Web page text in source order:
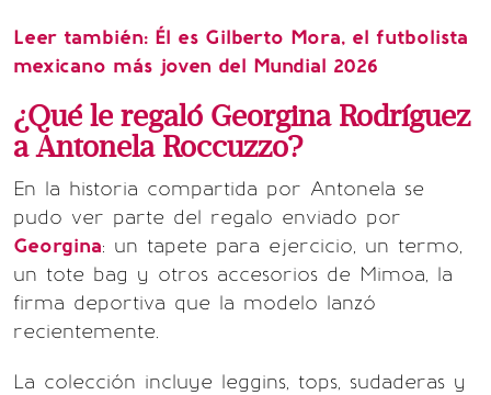
Leer también: Él es Gilberto Mora, el futbolista
mexicano más joven del Mundial 2026
¿Qué le regaló Georgina Rodríguez
a Antonela Roccuzzo?
En la historia compartida por Antonela se
pudo ver parte del regalo enviado por
Georgina: un tapete para ejercicio, un termo,
un tote bag y otros accesorios de Mimoa, la
firma deportiva que la modelo lanzó
recientemente.
La colección incluye leggins, tops, sudaderas y